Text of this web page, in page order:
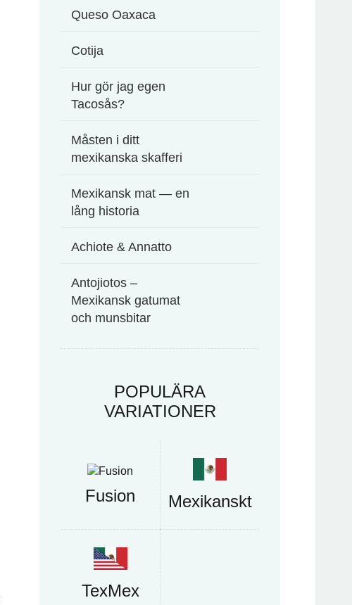
Queso Oaxaca
Cotija
Hur gör jag egen
Tacosås?
Måsten i ditt
mexikanska skafferi
Mexikansk mat — en
lång historia
Achiote & Annatto
Antojiotos –
Mexikansk gatumat
och munsbitar
POPULÄRA
VARIATIONER
Fusion Mexikanskt
TexMex